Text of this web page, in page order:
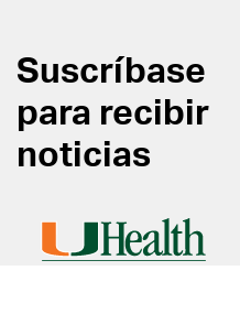
Suscríbase
para recibir
noticias